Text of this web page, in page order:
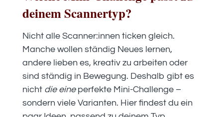
deinem Scannertyp?
Nicht alle Scanner:innen ticken gleich.
Manche wollen ständig Neues lernen,
andere lieben es, kreativ zu arbeiten oder
sind ständig in Bewegung. Deshalb gibt es
nicht die eineperfekte Mini-Challenge –
sondern viele Varianten. Hier findest du ein